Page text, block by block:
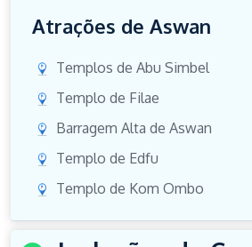
Atrações de Aswan
Templos de Abu Simbel
Templo de Filae
Barragem Alta de Aswan
Templo de Edfu
Templo de Kom Ombo